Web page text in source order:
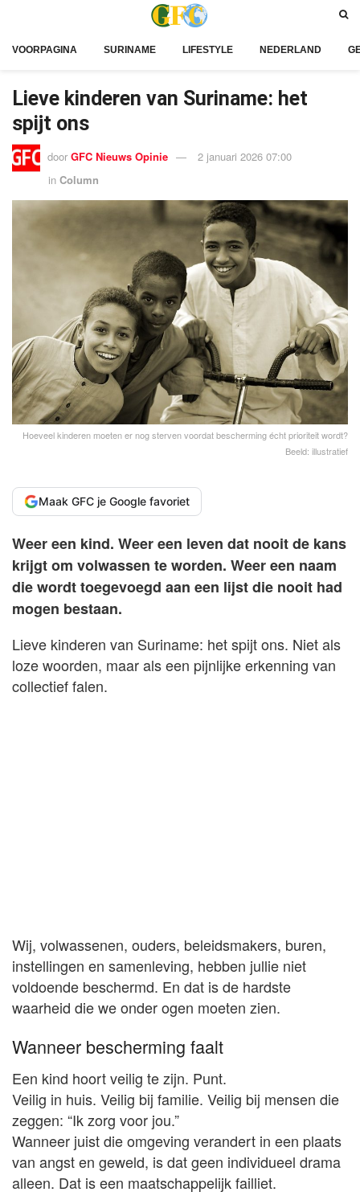
VOORPAGINA SURINAME LIFESTYLE NEDERLAND
Lieve kinderen van Suriname: het
spijt ons
door GFC Nieuws Opinie
2 januari 2026 07:00
in Column
Hoeveel kinderen moeten er nog sterven voordat bescherming écht prioriteit wordt?
Beeld: illustratief
Maak GFC je Google favoriet
Weer een kind. Weer een leven dat nooit de kans
krijgt om volwassen te worden. Weer een naam
die wordt toegevoegd aan een lijst die nooit had
mogen bestaan.
Lieve kinderen van Suriname: het spijt ons. Niet als
loze woorden, maar als een pijnlijke erkenning van
collectief falen.
Wij, volwassenen, ouders, beleidsmakers, buren,
instellingen en samenleving, hebben jullie niet
voldoende beschermd. En dat is de hardste
waarheid die we onder ogen moeten zien.
Wanneer bescherming faalt
Een kind hoort veilig te zijn. Punt.
Veilig in huis. Veilig bij familie. Veilig bij mensen die
zeggen: “Ik zorg voor jou.”
Wanneer juist die omgeving verandert in een plaats
van angst en geweld, is dat geen individueel drama
alleen. Dat is een maatschappelijk failliet.